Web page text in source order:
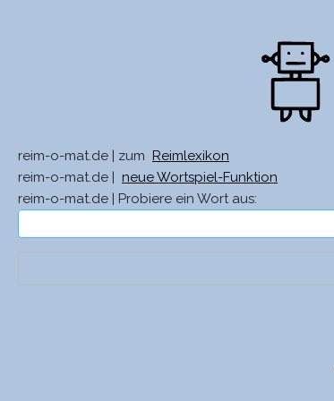
reim-o-mat.de | zum
Reimlexikon
reim-o-mat.de |
neue Wortspiel-Funktion
reim-o-mat.de | Probiere ein Wort aus: